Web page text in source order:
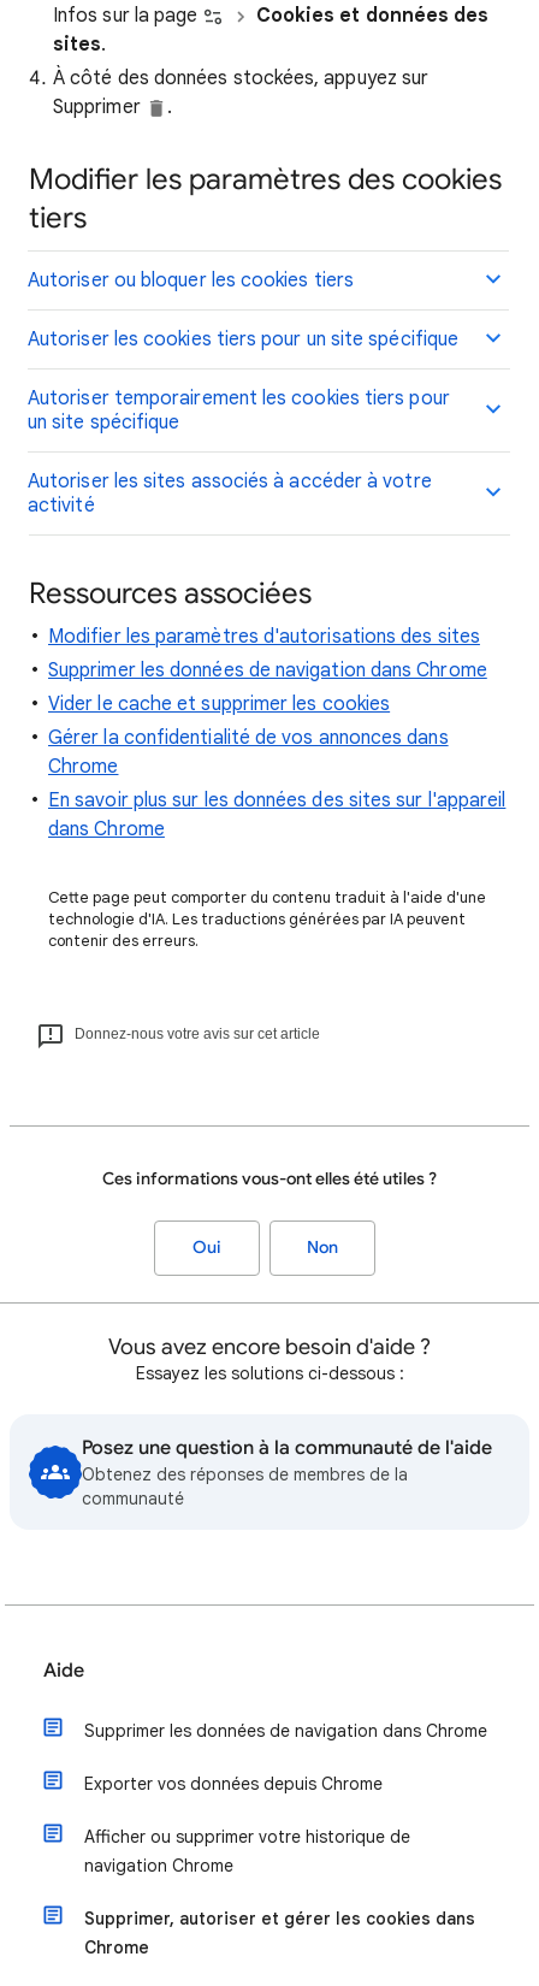
Infos sur la page
Cookies et données des
sites.
À côté des données stockées, appuyez sur
Supprimer
.
Modifier les paramètres des cookies
tiers
Autoriser ou bloquer les cookies tiers
Autoriser les cookies tiers pour un site spécifique
Autoriser temporairement les cookies tiers pour
un site spécifique
Autoriser les sites associés à accéder à votre
activité
Ressources associées
Modifier les paramètres d'autorisations des sites
Supprimer les données de navigation dans Chrome
Vider le cache et supprimer les cookies
Gérer la confidentialité de vos annonces dans
Chrome
En savoir plus sur les données des sites sur l'appareil
dans Chrome
Cette page peut comporter du contenu traduit à l'aide d'une
technologie d'IA. Les traductions générées par IA peuvent
contenir des erreurs.
Donnez-nous votre avis sur cet article
Ces informations vous-ont elles été utiles ?
Oui Non
Vous avez encore besoin d'aide ?
Essayez les solutions ci-dessous :
Posez une question à la communauté de l'aide
Obtenez des réponses de membres de la
communauté
Aide
Supprimer les données de navigation dans Chrome
Exporter vos données depuis Chrome
Afficher ou supprimer votre historique de
navigation Chrome
Supprimer, autoriser et gérer les cookies dans
Chrome